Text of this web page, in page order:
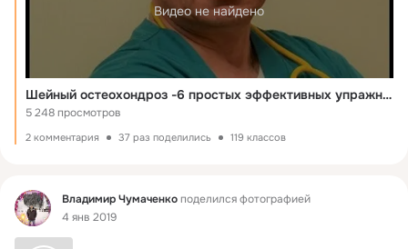
Видео не найдено
Шейный остеохондроз -6 простых эффективных упражнений.
5 248 просмотров
2 комментария 37 раз поделились 119 классов
Фид Владимир Чумаченкоподелился фотографией
4 янв 2019